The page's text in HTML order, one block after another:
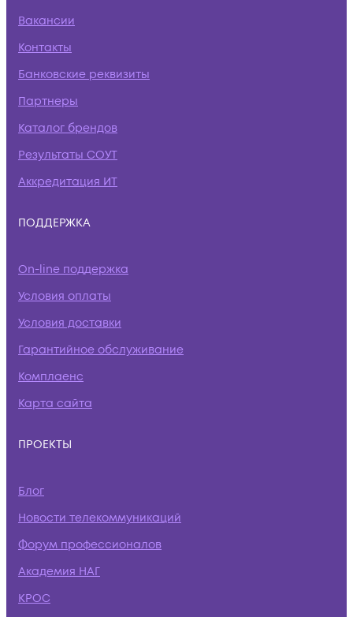
Вакансии
Контакты
Банковские реквизиты
Партнеры
Каталог брендов
Результаты СОУТ
Аккредитация ИТ
ПОДДЕРЖКА
On-line поддержка
Условия оплаты
Условия доставки
Гарантийное обслуживание
Комплаенс
Карта сайта
ПРОЕКТЫ
Блог
Новости телекоммуникаций
Форум профессионалов
Академия НАГ
КРОС